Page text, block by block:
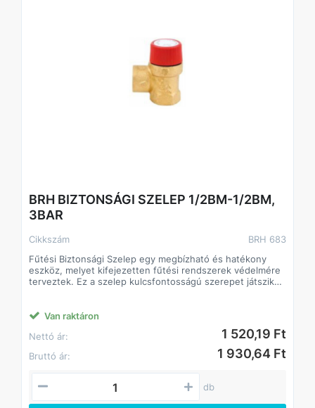
BRH BIZTONSÁGI SZELEP 1/2BM-1/2BM,
3BAR
Cikkszám
BRH 683
Fűtési Biztonsági Szelep egy megbízható és hatékony
eszköz, melyet kifejezetten fűtési rendszerek védelmére
terveztek. Ez a szelep kulcsfontosságú szerepet játszik
jellemzőit és előnyeit:
Van raktáron
Nettó ár:
1 520,19 Ft
Bruttó ár: 1 930,64 Ft
db